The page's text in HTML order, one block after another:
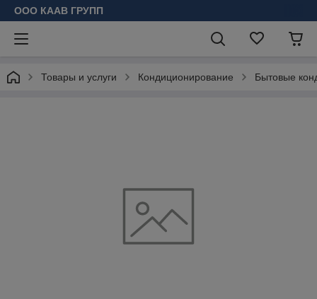
ООО КААВ ГРУПП
Товары и услуги Кондиционирование Бытовые